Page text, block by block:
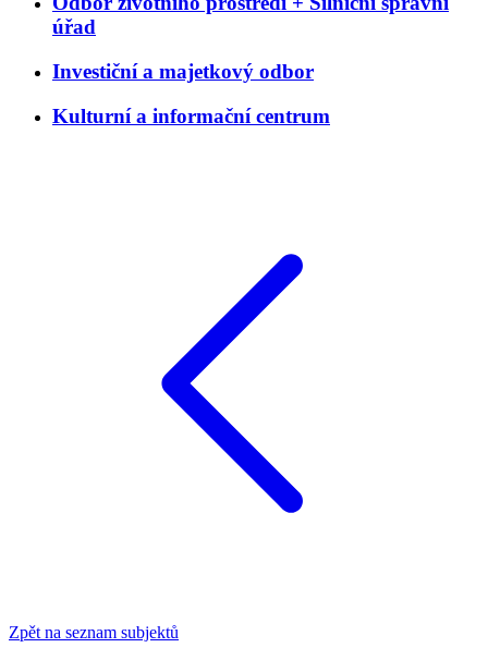
úřad
Investiční a majetkový odbor
Kulturní a informační centrum
Zpět na seznam subjektů